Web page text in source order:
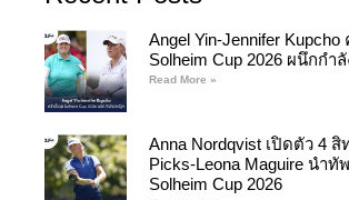
Angel Yin-Jennifer Kupcho
Solheim Cup 2026 ผนึกกำ
Read More »
Anna Nordqvist เปิดตัว 4 สิ
Picks-Leona Maguire นำทั
Solheim Cup 2026